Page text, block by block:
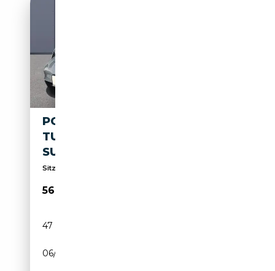
PORSCHE TAYCAN SPORT
TURISMO PANO ACTIVE
SUSPENSION ACC
Sitz- & Lenkradheizung + Rückfahrkamera + Navi
56 990€
47 571 km
06/2023